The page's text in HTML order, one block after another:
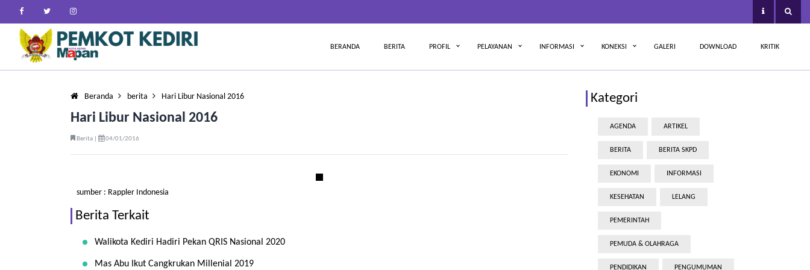
BERANDA BERITA PROFIL PELAYANAN INFORMASI KONEKSI GALERI DOWNLOAD KRITIK
Beranda berita Hari Libur Nasional 2016
Hari Libur Nasional 2016
Berita | 04/01/2016
sumber : Rappler Indonesia
Berita Terkait
Walikota Kediri Hadiri Pekan QRIS Nasional 2020
Mas Abu Ikut Cangkrukan Millenial 2019
Kategori
AGENDA ARTIKEL
BERITA BERITA SKPD
EKONOMI INFORMASI
KESEHATAN LELANG
PEMERINTAH
PEMUDA & OLAHRAGA
PENDIDIKAN PENGUMUMAN